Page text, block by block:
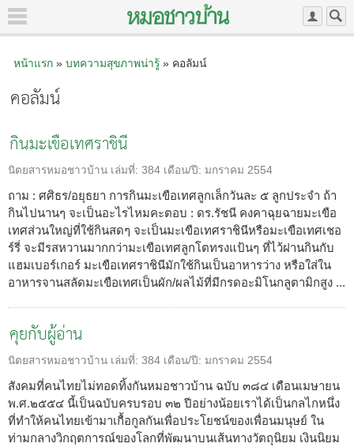
หน้าแรก» บทความสุขภาพน่ารู้» คอลัมน์
คอลัมน์
กินมะเขือเทศราชินี
นิตยสารหมอชาวบ้าน เล่มที่: 384 เดือน/ปี: มกราคม 2554
ถาม : ศศิธร/อยุธยา การกินมะเขือเทศลูกเล็กวันละ ๕ ลูกประจำ ถ้า
กินไปนานๆ จะเป็นอะไรไหมคะตอบ : ดร.รัชนี คงคาฉุยฉายมะเขือ
เทศส่วนใหญ่ที่ใช้กินสดๆ จะเป็นมะเขือเทศราชินีหรือมะเขือเทศเชอ
ร์รี่ จะมีรสหวานมากกว่ามะเขือเทศลูกโตทรงแป้นๆ ที่ไว้ฝานกินกับ
แฮมเบอร์เกอร์ มะเขือเทศราชินีมักใช้กินเป็นอาหารว่าง หรือใส่ใน
อาหารจานสลัดมะเขือเทศเป็นผัก/ผลไม้ที่มีกรดอะมิโนกลูตามิกสูง ...
คุยกับผู้อ่าน
นิตยสารหมอชาวบ้าน เล่มที่: 384 เดือน/ปี: มกราคม 2554
สังคมที่คนไทยไม่ทอดทิ้งกันหมอชาวบ้าน ฉบับ ๓๘๔ เดือนเมษายน
พ.ศ.๒๕๕๔ นี้เป็นฉบับครบรอบ ๓๒ ปีอย่างน้อยเราได้เป็นกลไกหนึ่ง
ที่ทำให้คนไทยเข้ามาเกื้อกูลกันเพื่อประโยชน์ของเพื่อนมนุษย์ ใน
ท่ามกลางวิกฤตการณ์ของโลกที่พัฒนาบนเส้นทางวัตถุนิยม เงินนิยม